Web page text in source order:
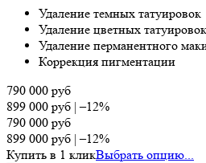
Удаление темных татуировок
Удаление цветных татуировок
Удаление перманентного
Коррекция пигментации
790 000 руб
899 000 руб |–12%
790 000 руб
899 000 руб |–12%
Купить в 1 кликВыбрать опцию...